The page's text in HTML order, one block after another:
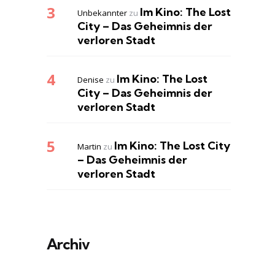
Unbekannter zu Im Kino: The Lost
City – Das Geheimnis der
verloren Stadt
Denise zu Im Kino: The Lost
City – Das Geheimnis der
verloren Stadt
Martin zu Im Kino: The Lost City
– Das Geheimnis der
verloren Stadt
Archiv